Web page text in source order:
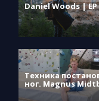
Daniel Woods | EP
Техника
ног. Magnus